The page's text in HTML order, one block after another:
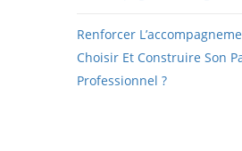
Renforcer
Choisir Et Construire Son
Professionnel ?